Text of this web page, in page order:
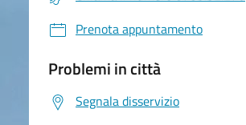
Prenota appuntamento
Problemi in città
Segnala disservizio